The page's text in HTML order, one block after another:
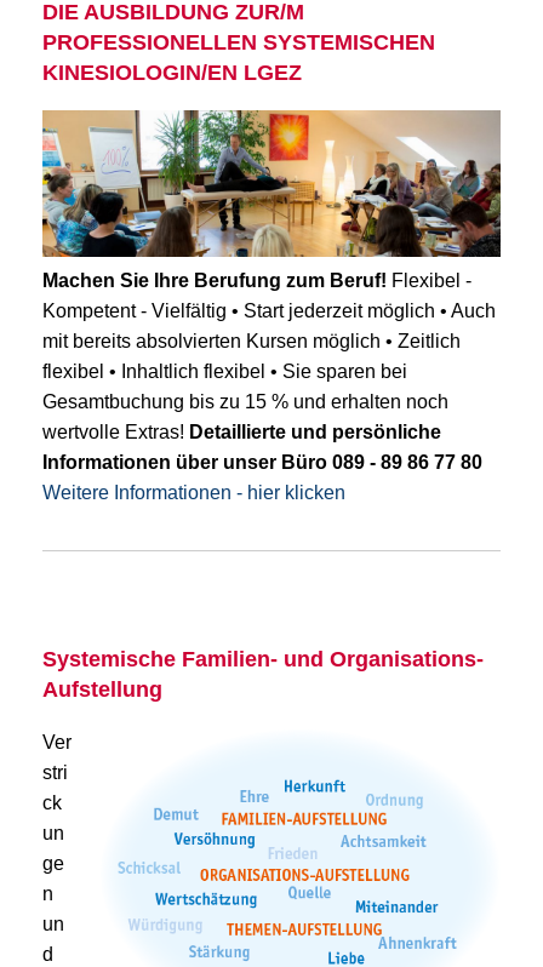
DIE AUSBILDUNG ZUR/M
PROFESSIONELLEN SYSTEMISCHEN
KINESIOLOGIN/EN LGEZ
Machen Sie Ihre Berufung zum Beruf! Flexibel -
Kompetent - Vielfältig • Start jederzeit möglich • Auch
mit bereits absolvierten Kursen möglich • Zeitlich
flexibel • Inhaltlich flexibel • Sie sparen bei
Gesamtbuchung bis zu 15 % und erhalten noch
wertvolle Extras! Detaillierte und persönliche
Informationen über unser Büro 089 - 89 86 77 80
Weitere Informationen - hier klicken
Systemische Familien- und Organisations-
Aufstellung
Ver
stri
ck
un
ge
n
un
d